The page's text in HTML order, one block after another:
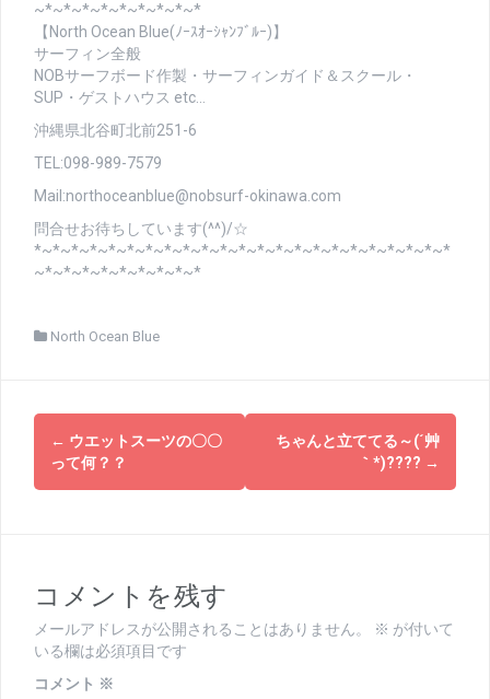
~*~*~*~*~*~*~*~*~*
【North Ocean Blue(ﾉｰｽｵｰｼｬﾝﾌﾞﾙｰ)】
サーフィン全般
NOBサーフボード作製・サーフィンガイド＆スクール・
SUP・ゲストハウス etc…
沖縄県北谷町北前251-6
TEL:098-989-7579
Mail:northoceanblue@nobsurf-okinawa.com
問合せお待ちしています(^^)/☆
*~*~*~*~*~*~*~*~*~*~*~*~*~*~*~*~*~*~*~*~*~*~*
~*~*~*~*~*~*~*~*~*
North Ocean Blue
投
稿
ゲ
ー
シ
← ウエットスーツの〇〇
って何？？
ちゃんと立ててる～(´艸
｀*)???? →
コメントを残す
メールアドレスが公開されることはありません。 ※ が付いて
いる欄は必須項目です
コメント ※